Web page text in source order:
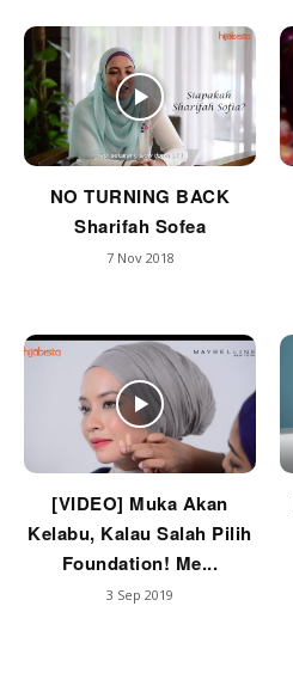
NO TURNING BACK
Sharifah Sofea
7 Nov 2018
[VIDEO] Muka Akan
Kelabu, Kalau Salah Pilih
Foundation! Me...
3 Sep 2019